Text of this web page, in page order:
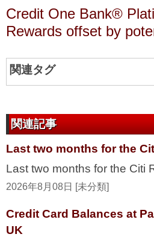
Credit One Bank®
Rewards offset by
関連タグ
関連記事
Last two months for the
Last two months for the Citi
2026年8月08日 [未分類]
Credit Card Balances at
UK